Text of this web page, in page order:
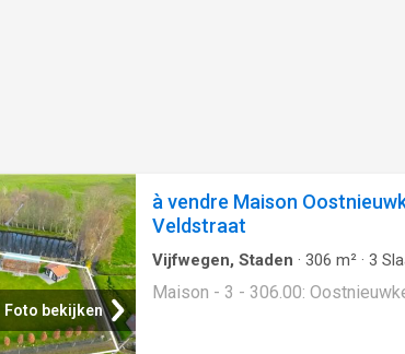
Foto bekijken
à vendre Maison
Veldstraat
Vijfwegen, Staden · 306 m² · 3
Maison - 3 - 306.00: